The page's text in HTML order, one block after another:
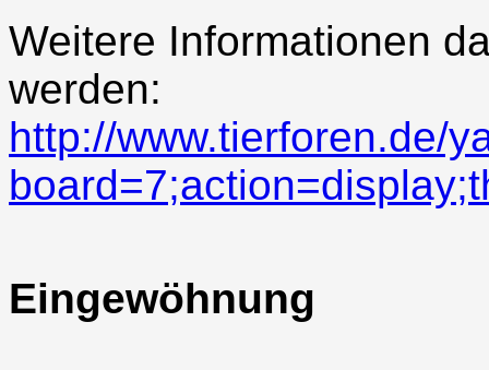
Weitere Informationen
werden:
http://www.tierforen.de/
Eingewöhnung